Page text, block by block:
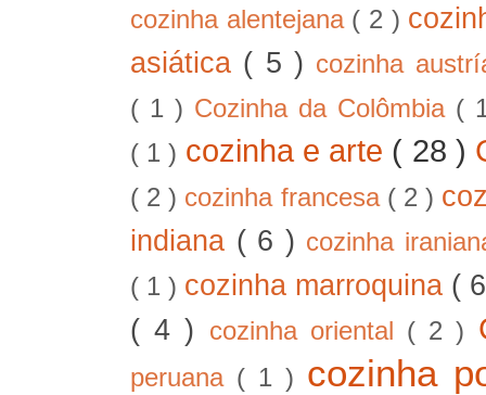
cozinha alentejana ( 2 )
asiática ( 5 ) cozinha
( 1 ) Cozinha da Colômbia (
( 1 ) cozinha e arte ( 28 )
( 2 ) cozinha francesa ( 2 )
indiana ( 6 ) cozinha
( 1 ) cozinha marroquina (
( 4 )
cozinha oriental ( 2 )
peruana ( 1 ) cozinha